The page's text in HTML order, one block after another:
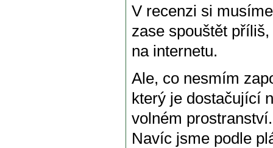
V recenzi si
zase spouštět
na internetu.
Ale, co nesmím
který je dostačující
volném
Navíc jsme podle